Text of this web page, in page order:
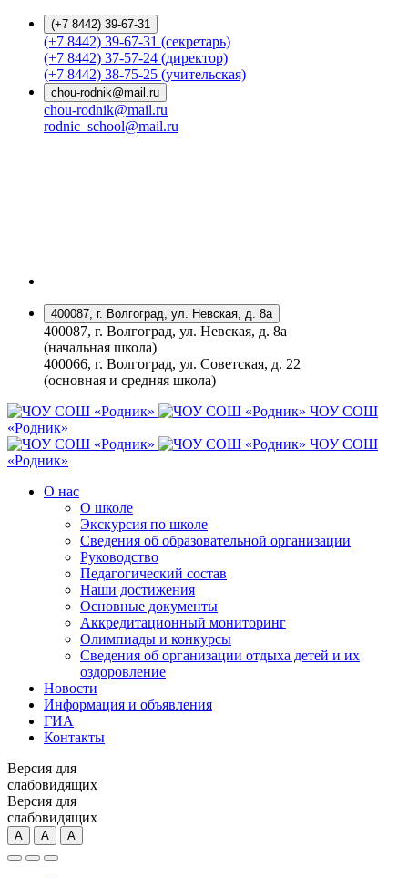
(+7 8442) 39-67-31
(+7 8442) 39-67-31 (секретарь)
(+7 8442) 37-57-24 (директор)
(+7 8442) 38-75-25 (учительская)
chou-rodnik@mail.ru
chou-rodnik@mail.ru
rodnic_school@mail.ru
400087, г. Волгоград, ул. Невская, д. 8а
400087, г. Волгоград, ул. Невская, д. 8а
(начальная школа)
400066, г. Волгоград, ул. Советская, д. 22
(основная и средняя школа)
ЧОУ СОШ
«Родник»
ЧОУ СОШ
«Родник»
О нас
О школе
Экскурсия по школе
Сведения об образовательной организации
Руководство
Педагогический состав
Наши достижения
Основные документы
Аккредитационный мониторинг
Олимпиады и конкурсы
Сведения об организации отдыха детей и их
оздоровление
Новости
Информация и объявления
ГИА
Контакты
Версия для
слабовидящих
Версия для
слабовидящих
А А А